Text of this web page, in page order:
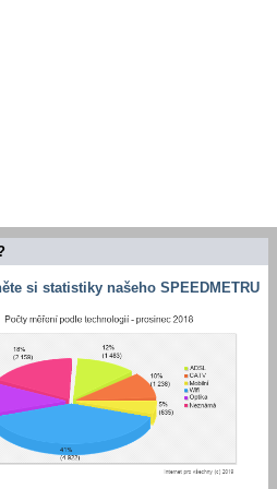
si statistiky našeho SPEEDMETRU